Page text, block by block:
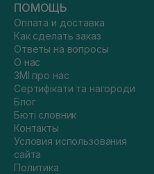
ПОМОЩЬ
Оплата и доставка
Как сделать заказ
Ответы на вопросы
О нас
ЗМІ про нас
Сертифікати та нагороди
Блог
Бюті словник
Контакты
Условия использования
сайта
Политика